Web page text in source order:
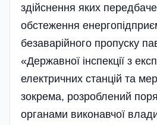
здійснення яких
обстеження
безаварі­йного пропуску
«Державної інспекції з
електричних станцій та
зокрема, розроблений
органами виконавчої